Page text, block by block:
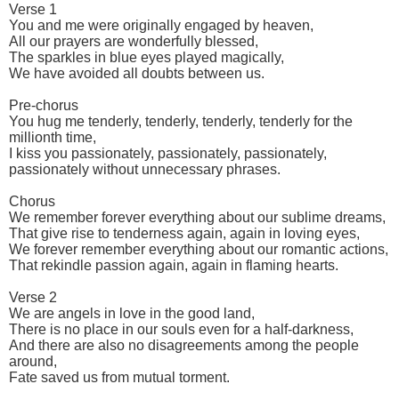
Verse 1
You and me were originally engaged by heaven,
All our prayers are wonderfully blessed,
The sparkles in blue eyes played magically,
We have avoided all doubts between us.
Pre-chorus
You hug me tenderly, tenderly, tenderly, tenderly for the
millionth time,
I kiss you passionately, passionately, passionately,
passionately without unnecessary phrases.
Chorus
We remember forever everything about our sublime dreams,
That give rise to tenderness again, again in loving eyes,
We forever remember everything about our romantic actions,
That rekindle passion again, again in flaming hearts.
Verse 2
We are angels in love in the good land,
There is no place in our souls even for a half-darkness,
And there are also no disagreements among the people
around,
Fate saved us from mutual torment.